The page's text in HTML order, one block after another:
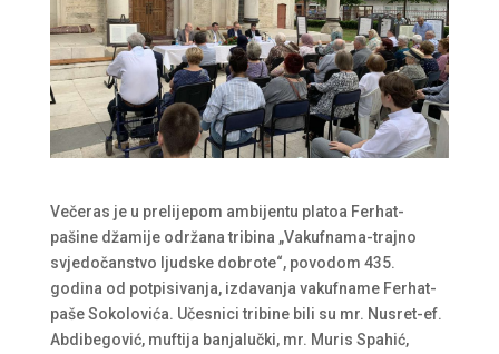
Večeras je u prelijepom ambijentu platoa Ferhat-
pašine džamije održana tribina „Vakufnama-trajno
svjedočanstvo ljudske dobrote“, povodom 435.
godina od potpisivanja, izdavanja vakufname Ferhat-
paše Sokolovića. Učesnici tribine bili su mr. Nusret-ef.
Abdibegović, muftija banjalučki, mr. Muris Spahić,